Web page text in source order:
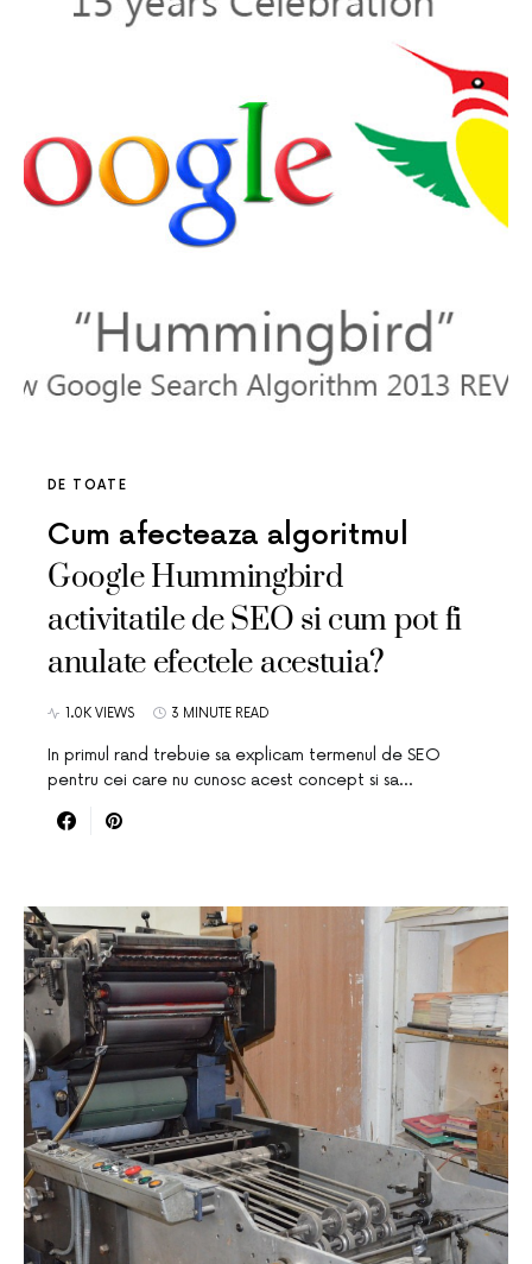
DE TOATE
Cum afecteaza algoritmul
Google Hummingbird
activitatile de SEO si cum pot fi
anulate efectele acestuia?
1.0K VIEWS 3 MINUTE READ
In primul rand trebuie sa explicam termenul de SEO
pentru cei care nu cunosc acest concept si sa…